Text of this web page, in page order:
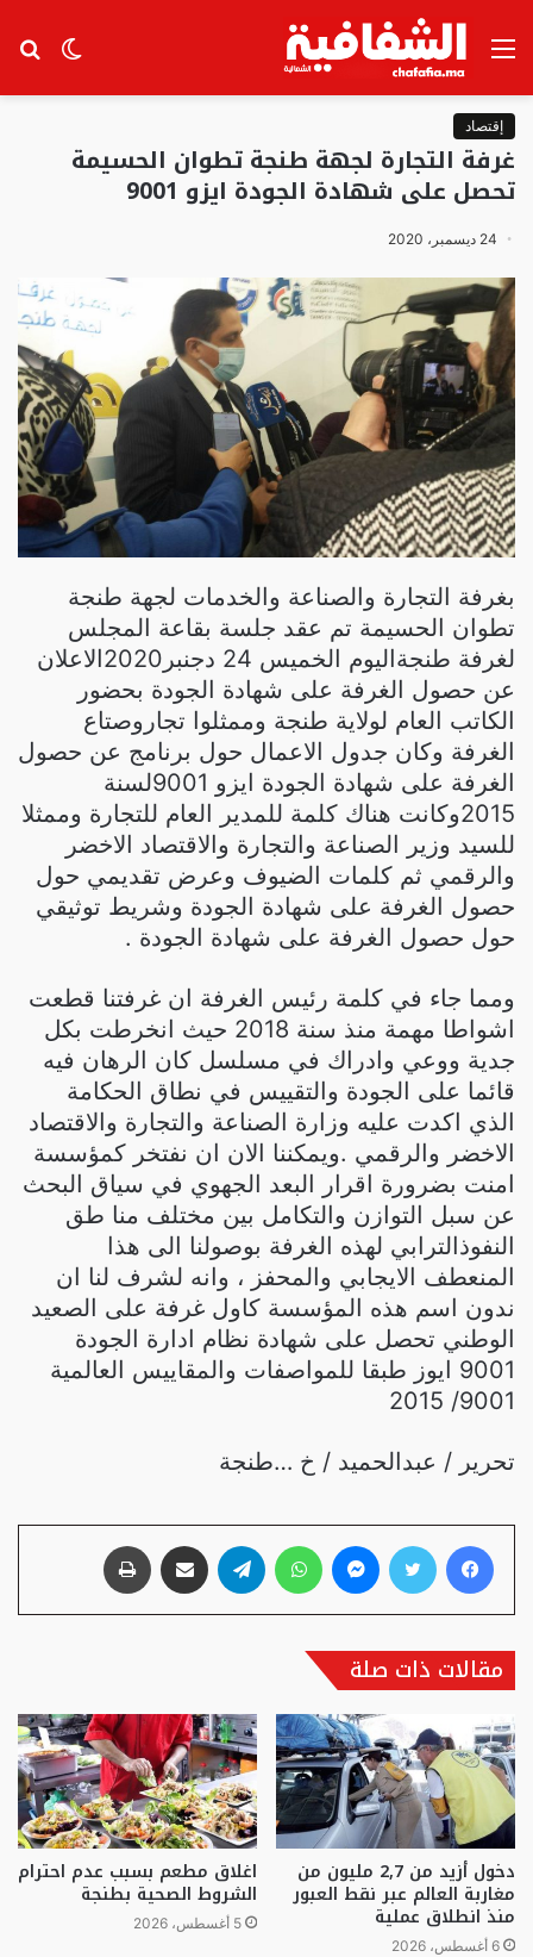
الوضع
القائمة
إقتصاد
غرفة التجارة لجهة طنجة تطوان الحسيمة
تحصل على شهادة الجودة ايزو 9001
24 ديسمبر، 2020
بغرفة التجارة والصناعة والخدمات لجهة طنجة
تطوان الحسيمة تم عقد جلسة بقاعة المجلس
لغرفة طنجةاليوم الخميس 24 دجنبر2020الاعلان
عن حصول الغرفة على شهادة الجودة بحضور
الكاتب العام لولاية طنجة وممثلوا تجاروصتاع
الغرفة وكان جدول الاعمال حول برنامج عن حصول
الغرفة على شهادة الجودة ايزو 9001لسنة
2015وكانت هناك كلمة للمدير العام للتجارة وممثلا
للسيد وزير الصناعة والتجارة والاقتصاد الاخضر
والرقمي ثم كلمات الضيوف وعرض تقديمي حول
حصول الغرفة على شهادة الجودة وشريط توثيقي
حول حصول الغرفة على شهادة الجودة .
ومما جاء في كلمة رئيس الغرفة ان غرفتنا قطعت
اشواطا مهمة منذ سنة 2018 حيث انخرطت بكل
جدية ووعي وادراك في مسلسل كان الرهان فيه
قائما على الجودة والتقييس في نطاق الحكامة
الذي اكدت عليه وزارة الصناعة والتجارة والاقتصاد
الاخضر والرقمي .ويمكننا الان ان نفتخر كمؤسسة
امنت بضرورة اقرار البعد الجهوي في سياق البحث
عن سبل التوازن والتكامل بين مختلف منا طق
النفوذالترابي لهذه الغرفة بوصولنا الى هذا
المنعطف الايجابي والمحفز ، وانه لشرف لنا ان
ندون اسم هذه المؤسسة كاول غرفة على الصعيد
الوطني تحصل على شهادة نظام ادارة الجودة
9001 ايوز طبقا للمواصفات والمقاييس العالمية
9001/ 2015
تحرير / عبدالحميد / خ …طنجة
فيسبوك تويتر ماسنجر واتساب تيلقرام مشاركة عبر البريد
مقالات ذات صلة
دخول أزيد من 2,7 مليون من
مغاربة العالم عبر نقط العبور
منذ انطلاق عملية
6 أغسطس، 2026
اغلاق مطعم بسبب عدم احترام
الشروط الصحية بطنجة
5 أغسطس، 2026